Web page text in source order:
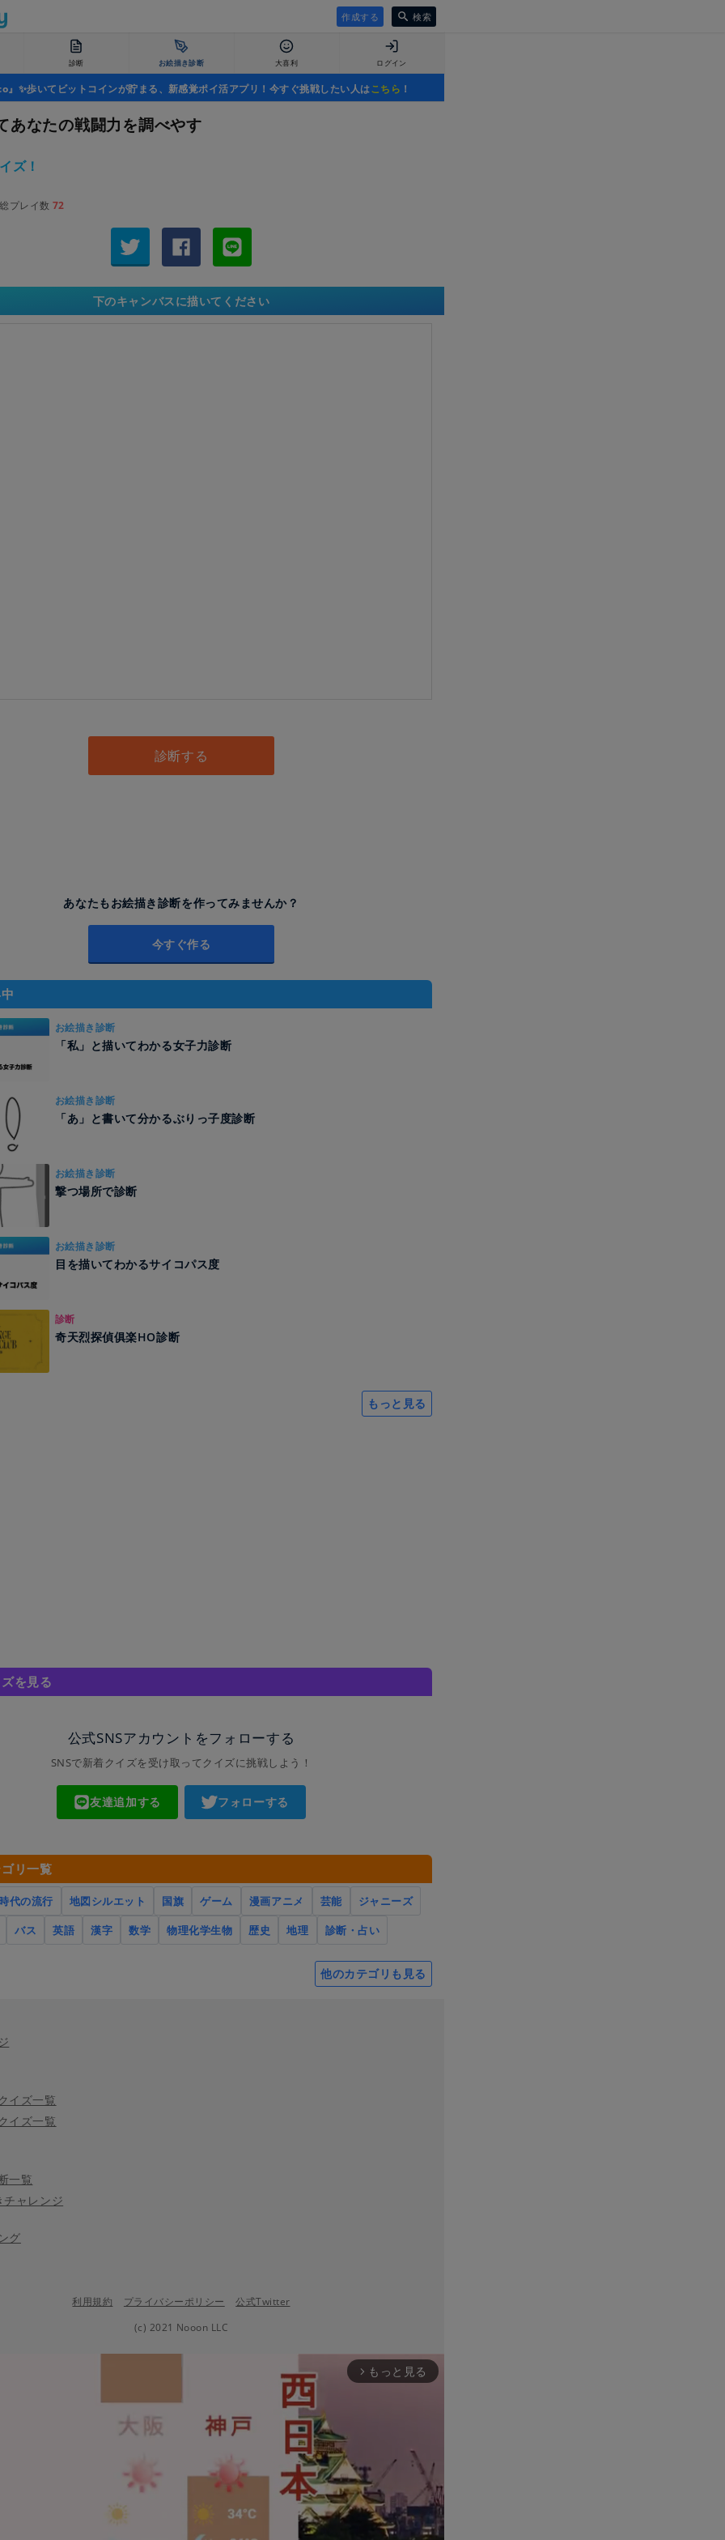
作成する 検索
診断 お絵描き診断 大喜利 ログイン
』✨歩いてビットコインが貯まる、新感覚ポイ活アプリ！今すぐ挑戦したい人はこちら ！
なたの戦闘力を調べやす
ズ！
総プレイ数 72
下のキャンバスに描いてください
診断する
あなたもお絵描き診断を作ってみませんか？
今すぐ作る
お絵描き診断
「私」と描いてわかる女子力診断
お絵描き診断
「あ」と書いて分かるぶりっ子度診断
お絵描き診断
撃つ場所で診断
お絵描き診断
目を描いてわかるサイコパス度
診断
奇天烈探偵俱楽HO診断
もっと見る
を見る
公式SNSアカウントをフォローする
SNSで新着クイズを受け取ってクイズに挑戦しよう！
友達追加する フォローする
リ一覧
代の流行 地図シルエット 国旗 ゲーム 漫画アニメ 芸能
ジャニーズ
バス
英語 漢字 数学 物理化学生物 歴史 地理 診断・占い
他のカテゴリも見る
イズ一覧
イズ一覧
一覧
ャレンジ
グ
利用規約 プライバシーポリシー
公式Twitter
(c) 2021 Nooon LLC
arrow_forward_ios もっと見る